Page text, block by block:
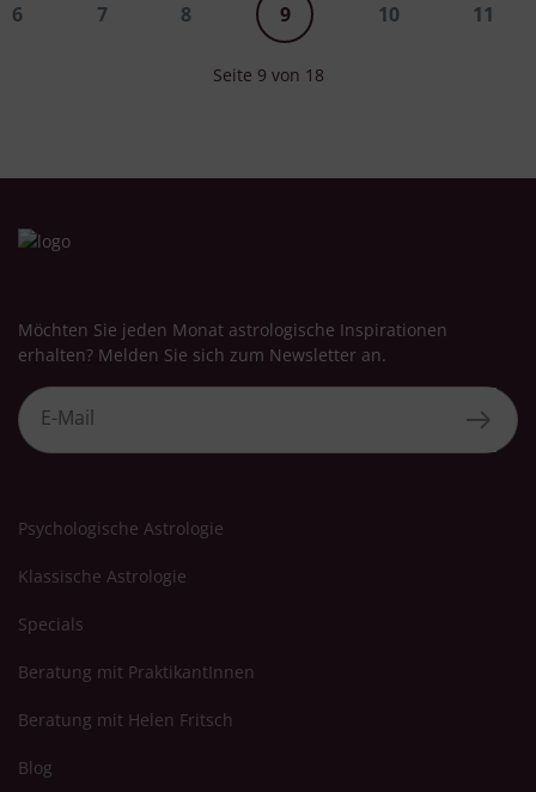
6 7 8 9 10 11
Seite 9 von 18
Möchten Sie jeden Monat astrologische Inspirationen
erhalten? Melden Sie sich zum Newsletter an.
Psychologische Astrologie
Klassische Astrologie
Specials
Beratung mit PraktikantInnen
Beratung mit Helen Fritsch
Blog